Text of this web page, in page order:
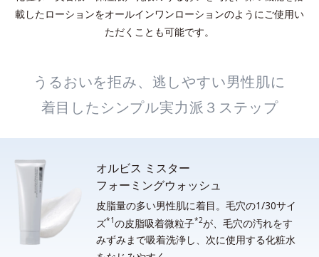
載したローションをオールインワンローションのようにご使用い
ただくことも可能です。
うるおいを拒み、逃しやすい男性肌に
着目したシンプル実力派３ステップ
オルビス ミスター
フォーミングウォッシュ
皮脂量の多い男性肌に着目。毛穴の1/30サイ
ズ*1の皮脂吸着微粒子*2が、毛穴の汚れをす
みずみまで吸着洗浄し、次に使用する化粧水